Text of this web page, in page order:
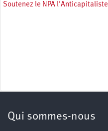
Soutenez le NPA l'Anticapitaliste
Qui sommes-nous